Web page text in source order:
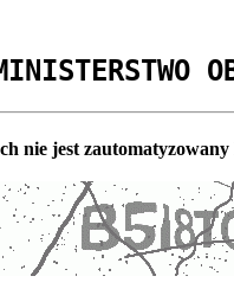
nie jest